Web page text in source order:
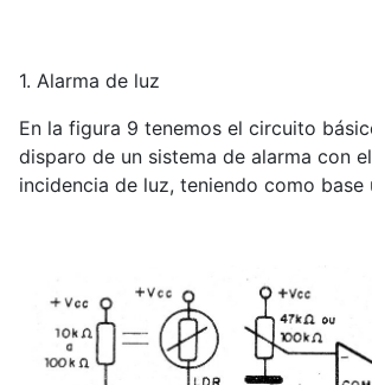
1. Alarma de luz
En la figura 9 tenemos el circuito
disparo de un sistema de alarma con
incidencia de luz, teniendo como base